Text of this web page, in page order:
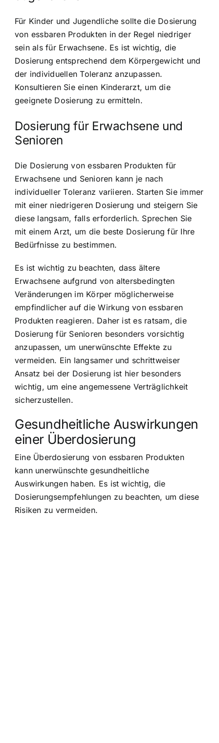
Für Kinder und Jugendliche sollte die Dosierung
von essbaren Produkten in der Regel niedriger
sein als für Erwachsene. Es ist wichtig, die
Dosierung entsprechend dem Körpergewicht und
der individuellen Toleranz anzupassen.
Konsultieren Sie einen Kinderarzt, um die
geeignete Dosierung zu ermitteln.
Dosierung für Erwachsene und
Senioren
Die Dosierung von essbaren Produkten für
Erwachsene und Senioren kann je nach
individueller Toleranz variieren. Starten Sie immer
mit einer niedrigeren Dosierung und steigern Sie
diese langsam, falls erforderlich. Sprechen Sie
mit einem Arzt, um die beste Dosierung für Ihre
Bedürfnisse zu bestimmen.
Es ist wichtig zu beachten, dass ältere
Erwachsene aufgrund von altersbedingten
Veränderungen im Körper möglicherweise
empfindlicher auf die Wirkung von essbaren
Produkten reagieren. Daher ist es ratsam, die
Dosierung für Senioren besonders vorsichtig
anzupassen, um unerwünschte Effekte zu
vermeiden. Ein langsamer und schrittweiser
Ansatz bei der Dosierung ist hier besonders
wichtig, um eine angemessene Verträglichkeit
sicherzustellen.
Gesundheitliche Auswirkungen
einer Überdosierung
Eine Überdosierung von essbaren Produkten
kann unerwünschte gesundheitliche
Auswirkungen haben. Es ist wichtig, die
Dosierungsempfehlungen zu beachten, um diese
Risiken zu vermeiden.